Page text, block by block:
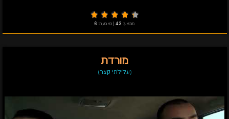
ממוצע: 4.3 הצבעות: 6
מורדת
(עלילתי קצר)